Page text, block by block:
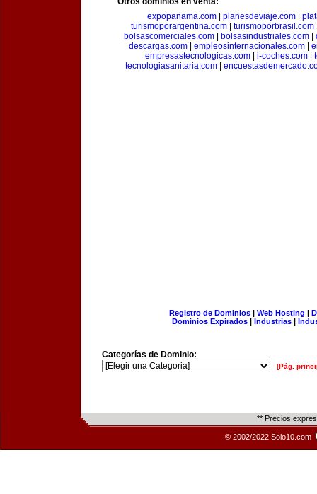
expopanama.com| planesdeviaje.com|
turismoporargentina.com| turismoporbrasil.com
bolsascomerciales.com
bolsasindustriales.com
descargas.com
empleosinternacionales.com
empresastecnologicas.com
i-coches.com
tecnologiasanitaria.com|
Registro de Dominios| Web Hosting |
Dominios Expirados | Industrias |
Categorías de Dominio:
[Pág.
** Precios
© 2002/2022 Solo10.com